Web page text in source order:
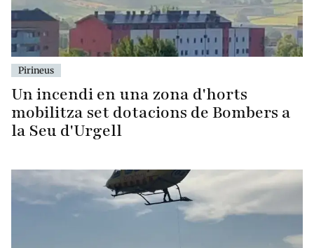
Pirineus
Un incendi en una zona d'horts
mobilitza set dotacions de Bombers a
la Seu d'Urgell